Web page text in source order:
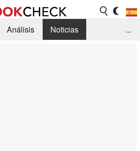
Análisis
Noticias
...